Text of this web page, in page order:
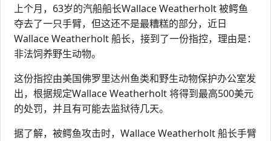
上个月，63岁的汽船船长Wallace Weatherholt 被鳄鱼
夺去了一只手臂，但这还不是最糟糕的部分，近日
Wallace Weatherholt 船长，接到了一份指控，理由是：
非法饲养野生动物。
这份指控由美国佛罗里达州鱼类和野生动物保护办公室发
出，根据规定Wallace Weatherholt 将得到最高500美元
的处罚，并且有可能去监狱待几天。
据了解，被鳄鱼攻击时，Wallace Weatherholt 船长手臂